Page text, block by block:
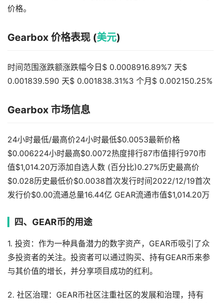
价格。
Gearbox 价格表现 (美元)
时间范围涨跌额涨跌幅今日$ 0.0008916.89%7 天$
0.001839.590 天$ 0.001838.31%3 个月$ 0.002150.25%
Gearbox 市场信息
24小时最低/最高价24小时最低$0.0053最新价格
$0.006224小时最高$0.0072热度排行87市值排行970市
值$1,014.20万添加自选人数 (百分比)0.27%历史最高价
$0.028历史最低价$0.0038首次发行时间2022/12/19首次
发行价$0.00流通总量16.44亿 GEAR流通市值$1,014.20万
四、GEAR币的用途
1. 投资：作为一种具备潜力的数字资产，GEAR币吸引了众
多投资者的关注。投资者可以通过购买、持有GEAR币来参
与其价值的增长，并分享项目成功的红利。
2. 社区治理：GEAR币社区注重社区的发展和治理，持有